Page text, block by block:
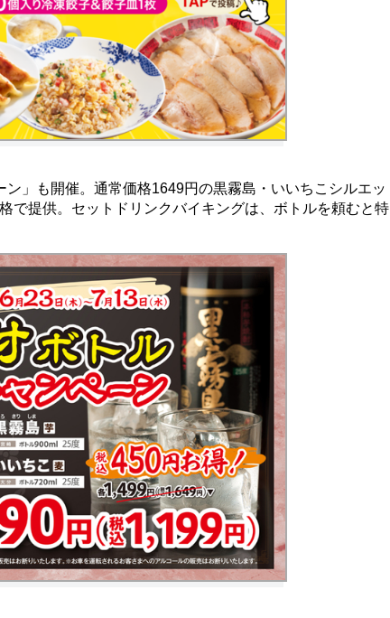
」も開催。通常価格1649円の黒霧島・いいちこシルエッ
で提供。セットドリンクバイキングは、ボトルを頼むと特